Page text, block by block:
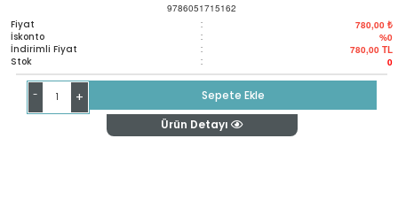
9786051715162
Fiyat : 780,00 ₺
İskonto : %0
İndirimli Fiyat : 780,00 TL
Stok : 0
- +
Sepete Ekle
Ürün Detayı